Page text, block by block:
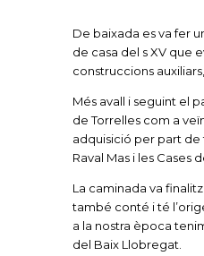
De baixada es va fer
de casa del s XV que
construccions
Més avall i seguint el
de Torrelles com a
adquisició per part de
Raval Mas i les Cases
La caminada va
també conté i té
a la nostra època
del Baix Llobregat.